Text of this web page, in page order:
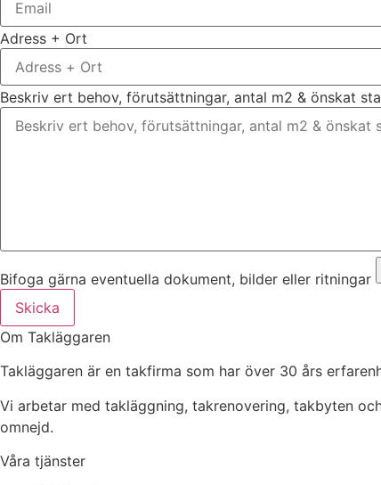
Adress + Ort
Beskriv ert behov, förutsättningar, antal m2 & önskat
Bifoga gärna eventuella dokument, bilder eller ritningar
Skicka
Om Takläggaren
Takläggaren är en takfirma som har över 30 års
Vi arbetar med takläggning, takrenovering, takbyten
omnejd.
Våra tjänster